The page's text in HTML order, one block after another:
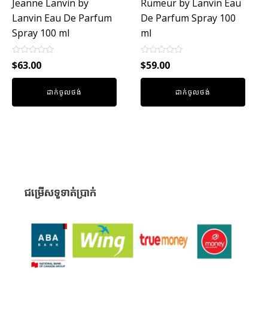
Jeanne Lanvin by
Lanvin Eau De Parfum
Spray 100 ml
Rated
0
out
$63.00
ដាក់ចូលថង់
Rumeur by Lanvin Eau
De Parfum Spray 100
ml
Rated
0
out
$59.00
ដាក់ចូលថង់
ជម្រើសទូទាត់ប្រាក់